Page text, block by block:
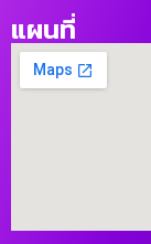
แผนที่